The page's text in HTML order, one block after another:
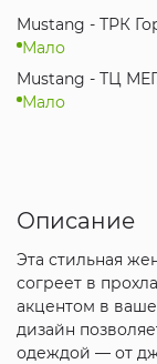
Mustang - ТРК
Мало
Mustang - ТЦ
Мало
Описание
Эта стильная
согреет в
акцентом в
дизайн
одеждой — от